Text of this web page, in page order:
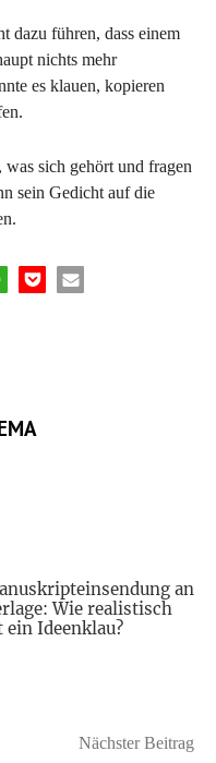
dazu führen, dass einem
nichts mehr
es klauen, kopieren
sich gehört und fragen
sein Gedicht auf die
an
Wie realistisch
ein Ideenklau?
Nächster Beitrag